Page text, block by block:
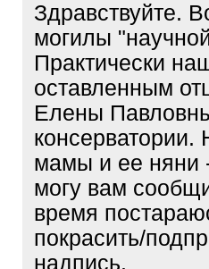
Здравствуйте.
могилы
Практически
оставленным
Елены
консерватории.
мамы и ее няни
могу вам
время
покрасить/
надпись.